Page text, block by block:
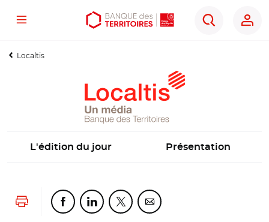
Aller
contenu
Aller
menu
Ouvrir
outils
Menu
Rechercher
Localtis
L'édition du jour Présentation
Lancer l'impressionPartager cette page sur Facebook
Partager cette page sur Linkedin
Partager cette page sur Twitter
Partager cette page sur